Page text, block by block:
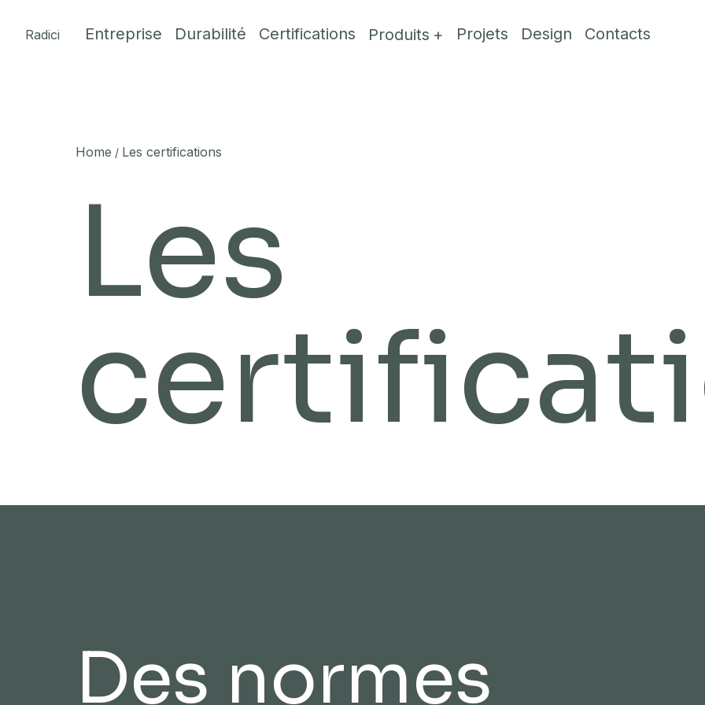
Radici
Entreprise Durabilité Certifications Produits Projets Design Contacts
Home / Les certifications
Les
Des normes